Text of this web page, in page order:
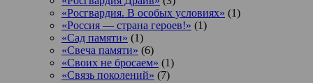
«Росгвардия. В особых условиях» (1)
«Россия — страна героев!» (1)
«Сад памяти» (1)
«Свеча памяти» (6)
«Своих не бросаем» (1)
«Связь поколений» (7)